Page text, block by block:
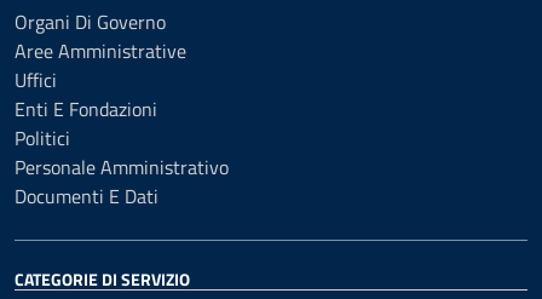
Organi Di Governo
Aree Amministrative
Uffici
Enti E Fondazioni
Politici
Personale Amministrativo
Documenti E Dati
CATEGORIE DI SERVIZIO